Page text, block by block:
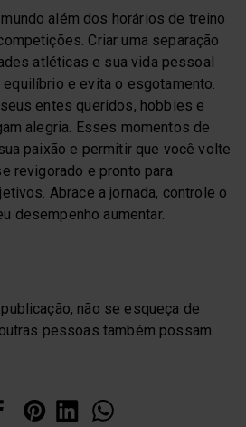
além dos horários de treino
Criar uma separação
atléticas e sua vida pessoal
e evita o esgotamento.
entes queridos, hobbies e
alegria. Esses momentos de
paixão e permitir que você volte
revigorado e pronto para
Abrace a jornada, controle o
desempenho aumentar.
não se esqueça de
pessoas também possam